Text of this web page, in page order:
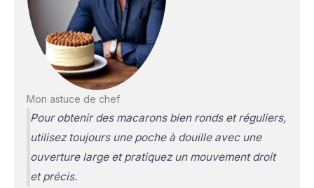
Mon astuce de chef
Pour obtenir des macarons bien ronds et réguliers,
utilisez toujours une poche à douille avec une
ouverture large et pratiquez un mouvement droit
et précis.